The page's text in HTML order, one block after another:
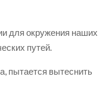
для окружения наших
путей.
пытается вытеснить